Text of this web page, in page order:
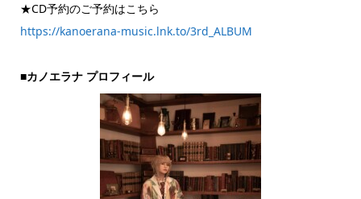
★CD予約のご予約はこちら
https://kanoerana-music.lnk.to/3rd_ALBUM
■カノエラナ プロフィール